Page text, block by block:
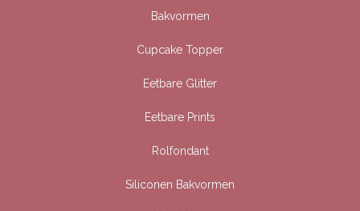
Bakvormen
Cupcake Topper
Eetbare Glitter
Eetbare Prints
Rolfondant
Siliconen Bakvormen